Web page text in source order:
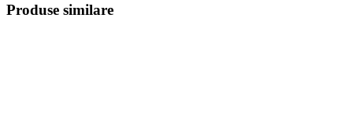
Produse similare